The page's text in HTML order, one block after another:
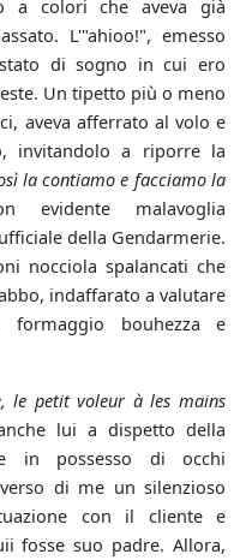
a colori che aveva già
L'"ahioo!", emesso
di sogno in cui ero
Un tipetto più o meno
aveva afferrato al volo e
invitandolo a riporre la
la contiamo e facciamo la
evidente malavoglia
della Gendarmerie.
nocciola spalancati che
indaffarato a valutare
bouhezza e
le petit voleur à les mains
lui a dispetto della
in possesso di occhi
di me un silenzioso
con il cliente e
fosse suo padre. Allora,